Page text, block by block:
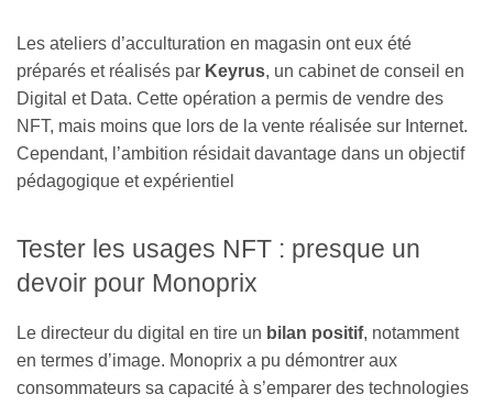
Les ateliers d’acculturation en magasin ont eux été
préparés et réalisés par Keyrus, un cabinet de conseil en
Digital et Data. Cette opération a permis de vendre des
NFT, mais moins que lors de la vente réalisée sur Internet.
Cependant, l’ambition résidait davantage dans un objectif
pédagogique et expérientiel
Tester les usages NFT : presque un
devoir pour Monoprix
Le directeur du digital en tire un bilan positif, notamment
en termes d’image. Monoprix a pu démontrer aux
consommateurs sa capacité à s’emparer des technologies